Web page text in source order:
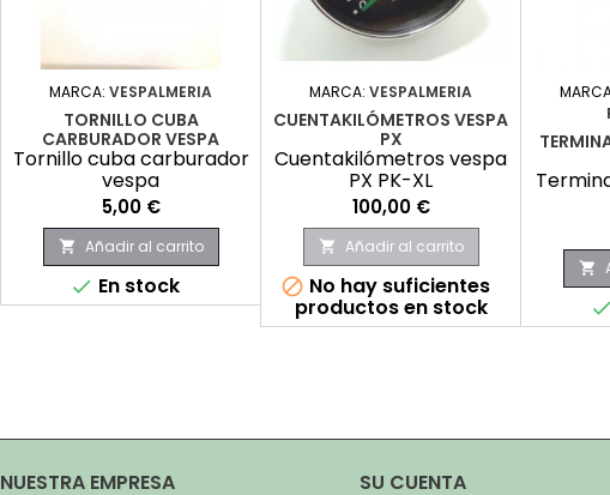
MARCA: VESPALMERIA
TORNILLO CUBA
CARBURADOR VESPA
Tornillo cuba carburador
vespa
Precio
5,00 €
 Añadir al carrito
 En stock
MARCA: VESPALMERIA
CUENTAKILÓMETROS VESPA
PX
Cuentakilómetros vespa
PX PK-XL
Precio
100,00 €
 Añadir al carrito
 No hay suficientes
productos en stock

NUESTRA EMPRESA SU CUENTA